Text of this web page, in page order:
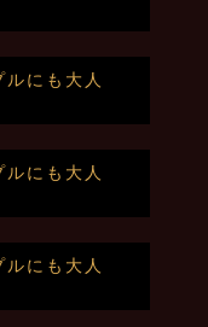
にも大人
にも大人
にも大人